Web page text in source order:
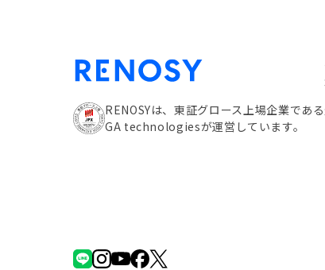
RENOSYは、東証グロース上場企業である
GA technologiesが運営しています。